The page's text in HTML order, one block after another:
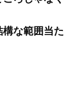
な範囲当た